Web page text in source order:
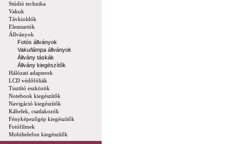
Stúdió technika
Vakuk
Távkioldók
Elemtartók
Állványok
Fotós állványok
Vaku/lámpa állványok
Állvány táskák
Állvány kiegészítők
Hálózati adapterek
LCD védőfóliák
Tisztító eszközök
Notebook kiegészítők
Navigáció kiegészítők
Kábelek, csatlakozók
Fényképezőgép kiegészítők
Fotófilmek
Mobiltelefon kiegészítők